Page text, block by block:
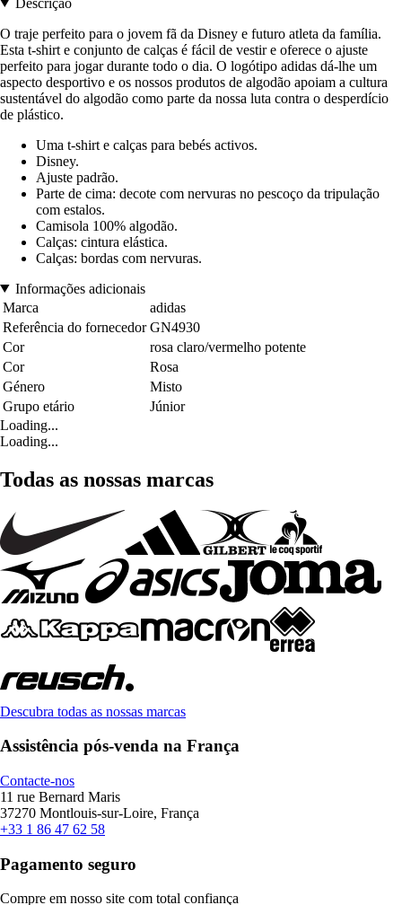
O traje perfeito para o jovem fã da Disney e futuro atleta da família.
Esta t-shirt e conjunto de calças é fácil de vestir e oferece o ajuste
perfeito para jogar durante todo o dia. O logótipo adidas dá-lhe um
aspecto desportivo e os nossos produtos de algodão apoiam a cultura
sustentável do algodão como parte da nossa luta contra o desperdício
de plástico.
Uma t-shirt e calças para bebés activos.
Disney.
Ajuste padrão.
Parte de cima: decote com nervuras no pescoço da tripulação
com estalos.
Camisola 100% algodão.
Calças: cintura elástica.
Calças: bordas com nervuras.
Informações adicionais
Marca
adidas
Referência do fornecedor GN4930
Cor
rosa claro/vermelho potente
Cor
Rosa
Género
Misto
Grupo etário
Júnior
Loading...
Loading...
Todas as nossas marcas
Descubra todas as nossas marcas
Assistência pós-venda na França
Contacte-nos
11 rue Bernard Maris
37270 Montlouis-sur-Loire, França
+33 1 86 47 62 58
Pagamento seguro
Compre em nosso site com total confiança